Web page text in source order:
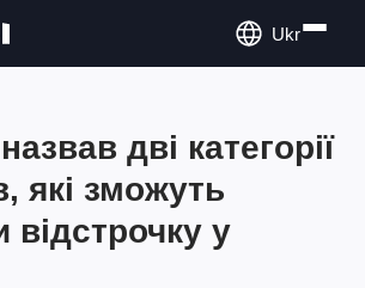
Ukr
дві категорії
які зможуть
відстрочку у